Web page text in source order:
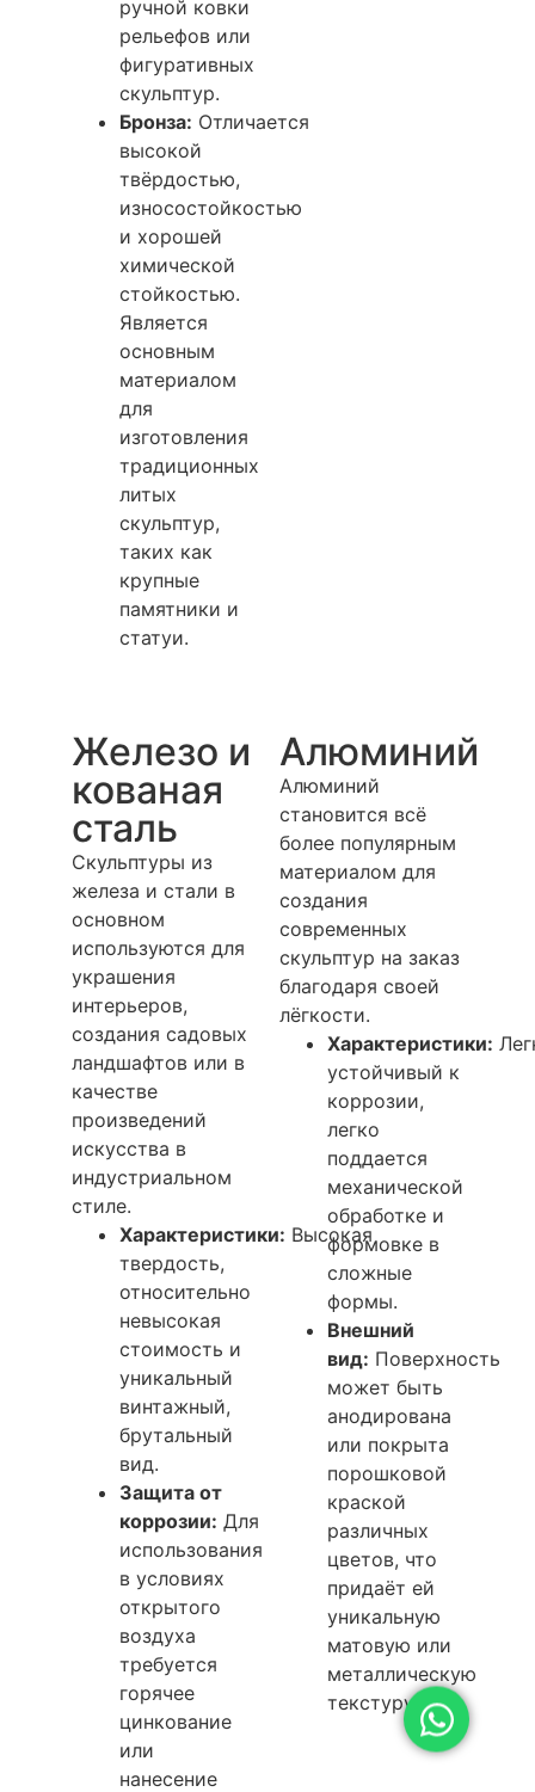
ручной ковки
рельефов или
фигуративных
скульптур.
Бронза: Отличается
высокой
твёрдостью,
износостойкостью
и хорошей
химической
стойкостью.
Является
основным
материалом
для
изготовления
традиционных
литых
скульптур,
таких как
крупные
памятники и
статуи.
Железо и
кованая
сталь
Скульптуры из
железа и стали в
основном
используются для
украшения
интерьеров,
создания садовых
ландшафтов или в
качестве
произведений
искусства в
индустриальном
стиле.
Характеристики: Высокая
твердость,
относительно
невысокая
стоимость и
уникальный
винтажный,
брутальный
вид.
Защита от
коррозии: Для
использования
в условиях
открытого
воздуха
требуется
горячее
цинкование
или
нанесение
Алюминий
Алюминий
становится всё
более популярным
материалом для
создания
современных
скульптур на заказ
благодаря своей
лёгкости.
Характеристики:
устойчивый к
коррозии,
легко
поддается
механической
обработке и
формовке в
сложные
формы.
Внешний
вид: Поверхность
может быть
анодирована
или покрыта
порошковой
краской
различных
цветов, что
придаёт ей
уникальную
матовую или
металлическую
текстуру.